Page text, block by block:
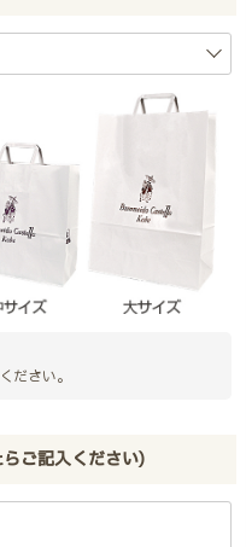
ださい。
ご記入ください)